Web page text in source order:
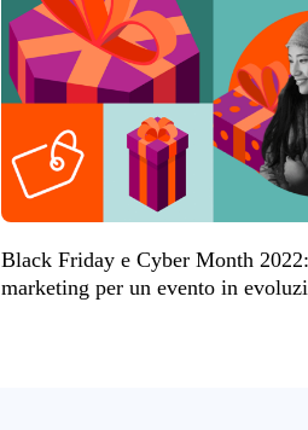
Black Friday e Cyber Month
marketing per un evento in